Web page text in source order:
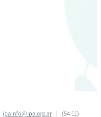
ipainfo@ipa.org.ar | (54-11)